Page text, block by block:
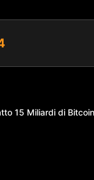
15 Miliardi di